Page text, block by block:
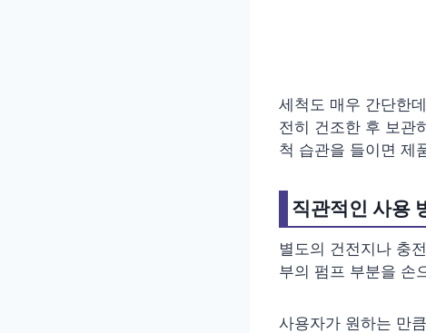
세척도 매우 간단한
전히 건조한 후 보관
척 습관을 들이면 제
직관적인 사용
별도의 건전지나 충
부의 펌프 부분을 손
사용자가 원하는 만